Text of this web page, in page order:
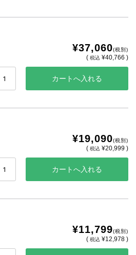
¥37,060(税別)
(税込 ¥40,766 )
¥19,090(税別)
(税込 ¥20,999 )
¥11,799(税別)
(税込 ¥12,978 )